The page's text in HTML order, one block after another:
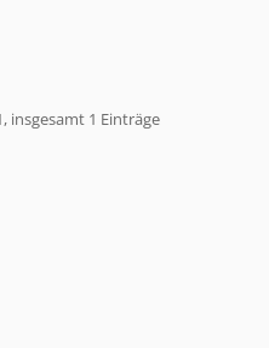
insgesamt 1 Einträge